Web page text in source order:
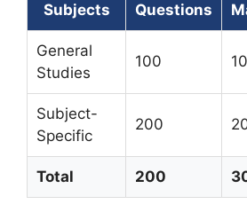
Subjects Questions
General
Studies
100
Subject-
Specific
200
Total 200